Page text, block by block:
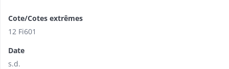
Cote/Cotes extrêmes
12 Fi601
Date
s.d.